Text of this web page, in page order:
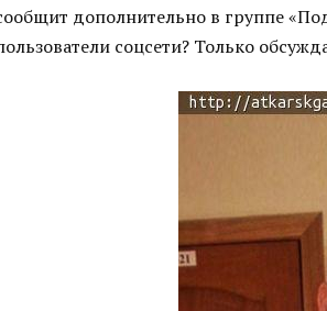
дополнительно в группе
соцсети? Только